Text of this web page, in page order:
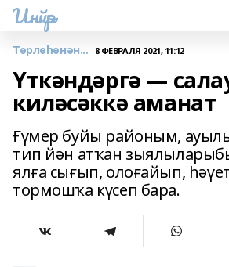
Инйәр
Төрлөһөнән... 8 ФЕВРАЛЯ 2021, 11:12
Үткәндәргә —
киләсәккә аманат
Ғүмер буйы районым,
тип йән атҡан
ялға сығып, олоғайып,
тормошҡа күсеп бара.